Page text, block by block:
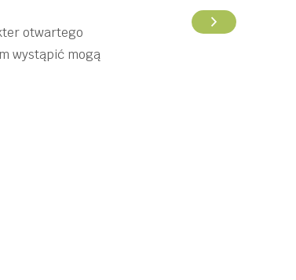
otwartego
wystąpić mogą